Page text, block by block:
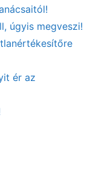
úgyis megveszi!
ér az